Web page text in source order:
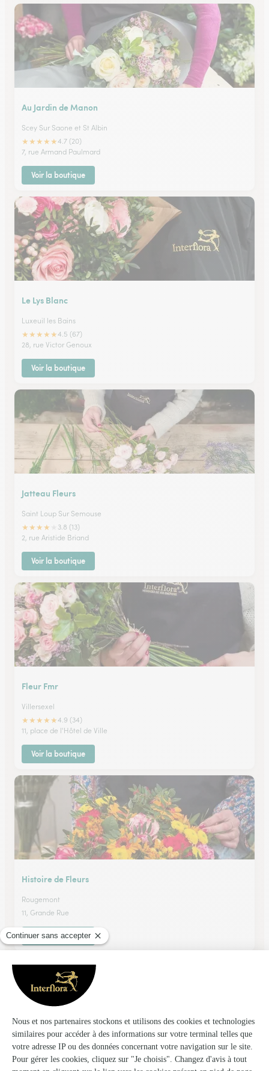
Au Jardin de Manon
Scey Sur Saone et St Albin
★★★★★4.7 (20)
7, rue Armand Paulmard
Voir la boutique
Le Lys Blanc
Luxeuil les Bains
★★★★★4.5 (67)
28, rue Victor Genoux
Voir la boutique
Jatteau Fleurs
Saint Loup Sur Semouse
★★★★
3.8 (13)
2, rue Aristide Briand
Voir la boutique
Fleur Fmr
Villersexel
★★★★★4.9 (34)
11, place de l'Hôtel de Ville
Voir la boutique
Histoire de Fleurs
Rougemont
11, Grande Rue
Voir la boutique
Le Comptoir des Fleurs